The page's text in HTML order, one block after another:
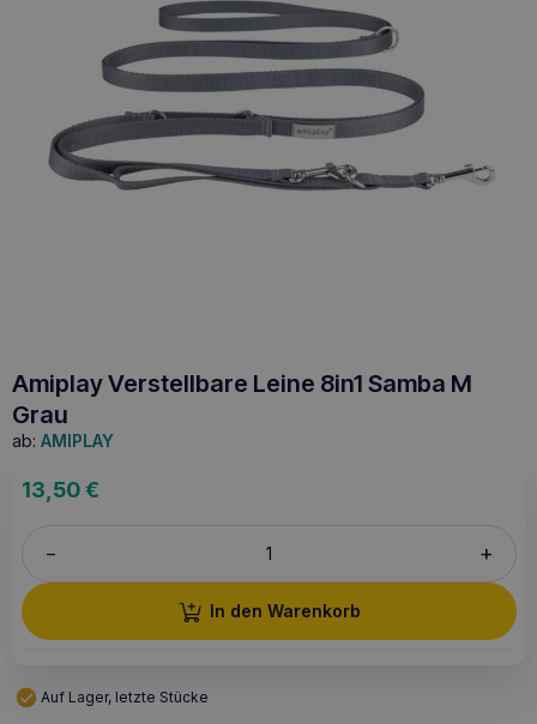
Amiplay Verstellbare Leine 8in1 Samba M
Grau
ab: AMIPLAY
13,50€
– +
In den Warenkorb
Auf Lager, letzte Stücke